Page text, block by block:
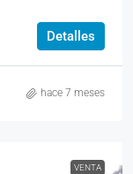
Detalles
hace 7 meses
VENTA